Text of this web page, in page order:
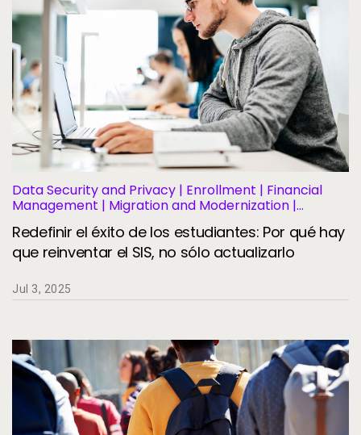
Data Security and Privacy | Enrollment | Financial
Management | Migration and Modernization |
Information Systems | Student Success and
Retention
Redefinir el éxito de los estudiantes: Por qué hay
que reinventar el SIS, no sólo actualizarlo
Jul 3, 2025